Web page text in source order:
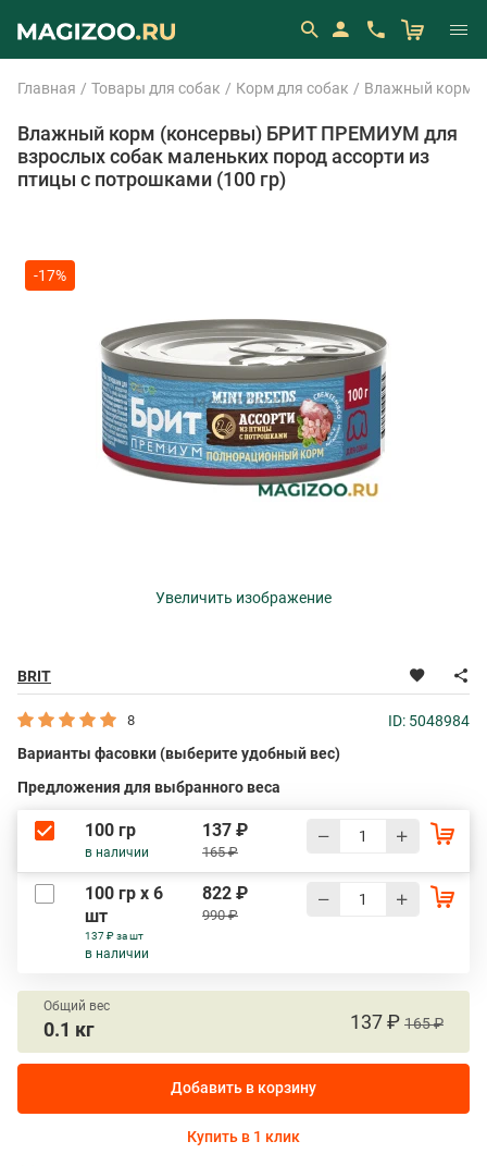
Главная Товары для собак Корм для собак Влажный корм
Влажный корм (консервы) БРИТ ПРЕМИУМ для
взрослых собак маленьких пород ассорти из
птицы с потрошками (100 гр)
BRIT
-17%
Увеличить изображение
8
ID: 5048984
Варианты фасовки (выберите удобный вес)
Предложения для выбранного веса
100 гр
в наличии
137 ₽
165 ₽
100 гр х 6
шт
137 ₽ за шт
в наличии
822 ₽
990 ₽
Общий вес
0.1 кг 137 ₽ 165 ₽
Добавить в корзину
Купить в 1 клик